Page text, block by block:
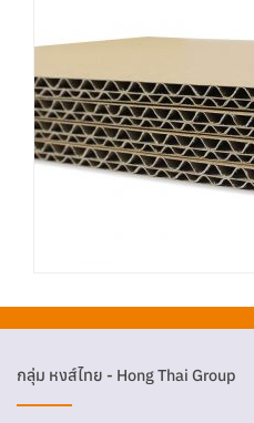
กลุ่ม หงส์ไทย - Hong Thai Group